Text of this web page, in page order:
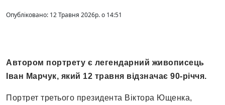
Опубліковано: 12 Травня 2026р. о 14:51
Автором портрету є легендарний живописець
Іван Марчук, який 12 травня відзначає 90-річчя.
Портрет третього президента Віктора Ющенка,